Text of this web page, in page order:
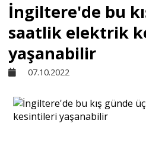
Kültür -
İngiltere'de bu
saatlik elektrik
yaşanabilir
07.10.2022